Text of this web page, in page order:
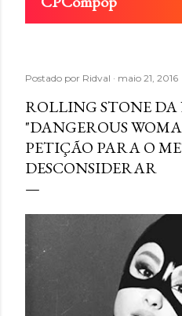
Postado por Ridval maio 21, 2016
ROLLING STONE
"DANGEROUS
PETIÇÃO PARA O
DESCONSIDERAR